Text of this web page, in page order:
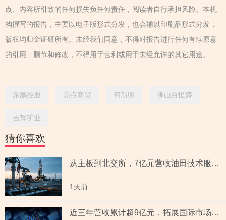
点、内容所引致的任何损失负任何责任，阅读者自行承担风险。本机
构撰写的报告，主要以电子版形式分发，也会辅以印刷品形式分发，
版权均归金证研所有。未经我们同意，不得对报告进行任何有悖原意
的引用、删节和修改，不得用于营利或用于未经允许的其它用途。
东鹏控股 亮点商贸 何新明 佛山百恒盛
吉辉矿业
猜你喜欢
从主板到北交所，7亿元营收油田技术服务商两次撤单，募投项目必要性与核心技术竞争力遭“拷问”
1天前
近三年营收累计超9亿元，拓展国际市场背后外销收入合计六百余万元，辅导期间参与高校牵头的重点研发项目，大客户股东或与该高校人员“同名”